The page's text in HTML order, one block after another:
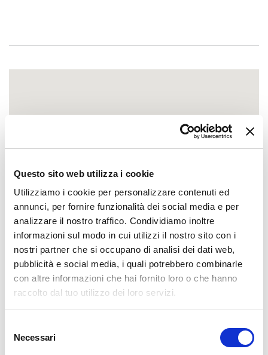
Questo sito web utilizza i cookie
Utilizziamo i cookie per personalizzare contenuti ed
annunci, per fornire funzionalità dei social media e per
analizzare il nostro traffico. Condividiamo inoltre
informazioni sul modo in cui utilizzi il nostro sito con i
nostri partner che si occupano di analisi dei dati web,
pubblicità e social media, i quali potrebbero combinarle
con altre informazioni che hai fornito loro o che hanno
raccolto dal tuo utilizzo dei loro servizi.
delNecessari